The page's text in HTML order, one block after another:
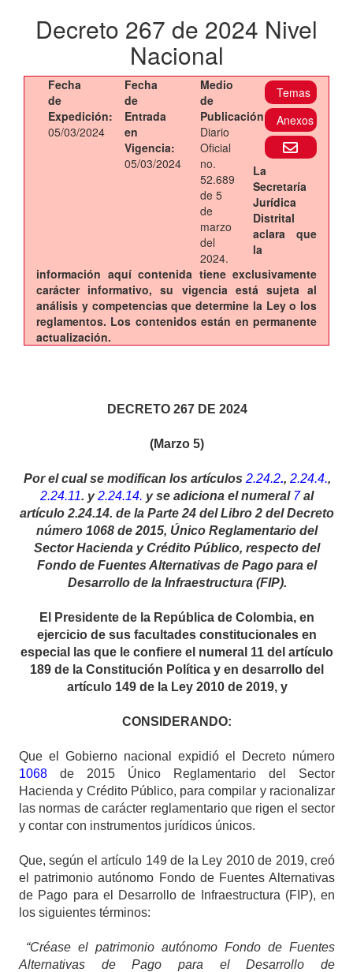
Decreto 267 de 2024 Nivel
Nacional
Fecha
de
Expedición:
05/03/2024
Fecha
de
Entrada
en
Vigencia:
05/03/2024
Medio
de
Publicación:
Diario
Oficial
no.
52.689
de 5
de
marzo
del
2024.
Temas
Anexos
La
Secretaría
Jurídica
Distrital
aclara que
la
información aquí contenida tiene exclusivamente
carácter informativo, su vigencia está sujeta al
análisis y competencias que determine la Ley o los
reglamentos. Los contenidos están en permanente
actualización.
DECRETO 267 DE 2024
(Marzo 5)
Por el cual se modifican los artículos 2.24.2., 2.24.4.,
2.24.11. y2.24.14. y se adiciona el numeral 7al
artículo 2.24.14. de la Parte 24 del Libro 2 del Decreto
número 1068 de 2015, Único Reglamentario del
Sector Hacienda y Crédito Público, respecto del
Fondo de Fuentes Alternativas de Pago para el
Desarrollo de la Infraestructura (FIP).
El Presidente de la República de Colombia, en
ejercicio de sus facultades constitucionales en
especial las que le confiere el numeral 11 del artículo
189 de la Constitución Política y en desarrollo del
artículo 149 de la Ley 2010 de 2019, y
CONSIDERANDO:
Que el Gobierno nacional expidió el Decreto número
1068 de 2015 Único Reglamentario del Sector
Hacienda y Crédito Público, para compilar y racionalizar
las normas de carácter reglamentario que rigen el sector
y contar con instrumentos jurídicos únicos.
Que, según el artículo 149 de la Ley 2010 de 2019, creó
el patrimonio autónomo Fondo de Fuentes Alternativas
de Pago para el Desarrollo de Infraestructura (FIP), en
los siguientes términos:
“Créase el patrimonio autónomo Fondo de Fuentes
Alternativas de Pago para el Desarrollo de